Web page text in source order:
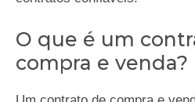
O que é um
compra e venda?